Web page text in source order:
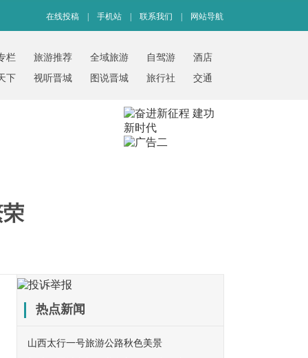
在线投稿 手机站 联系我们 网站导航
栏 旅游推荐 全域旅游 自驾游
酒店
下
视听晋城 图说晋城 旅行社 交通
热点新闻
山西太行一号旅游公路秋色美景